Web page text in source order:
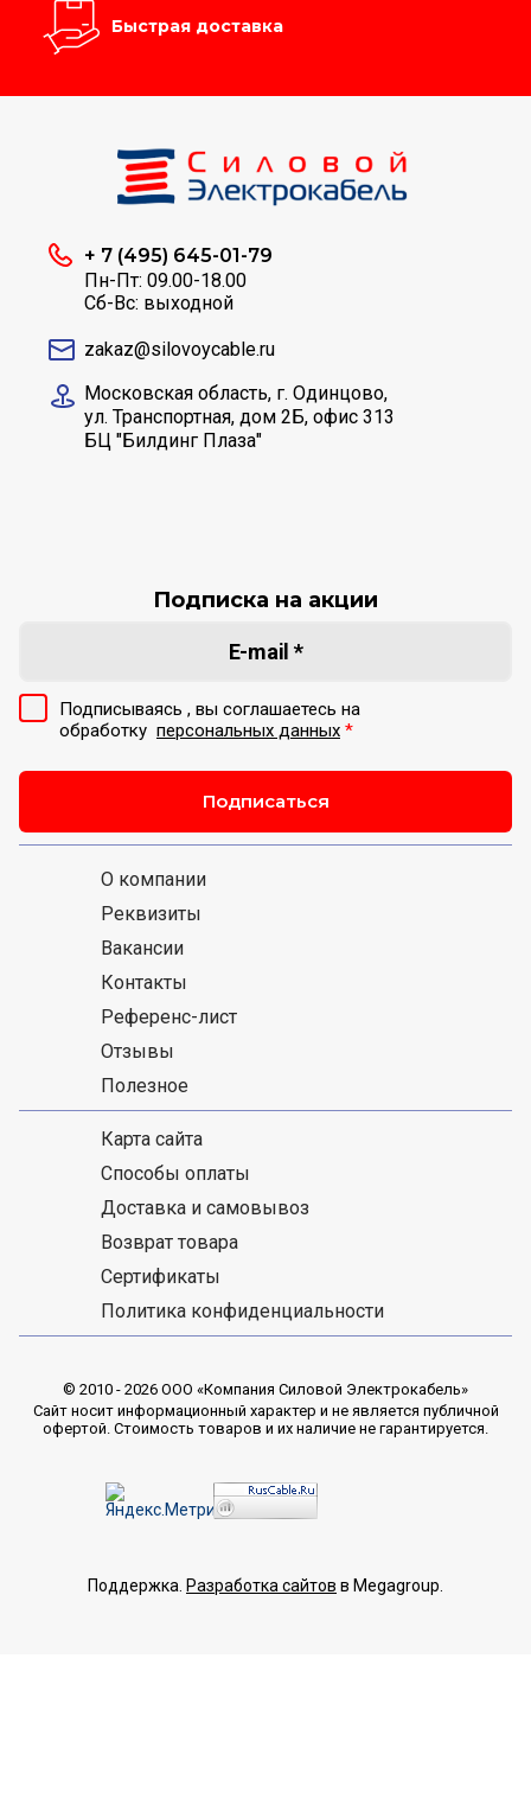
Быстрая доставка
+ 7 (495) 645-01-79
Пн-Пт: 09.00-18.00
Сб-Вс: выходной
zakaz@silovoycable.ru
Московская область, г. Одинцово,
ул. Транспортная, дом 2Б, офис 313
БЦ "Билдинг Плаза"
О компании
Реквизиты
Вакансии
Контакты
Референс-лист
Отзывы
Полезное
Карта сайта
Способы оплаты
Доставка и самовывоз
Возврат товара
Сертификаты
Политика конфиденциальности
Подписка на акции
Подписываясь , вы соглашаетесь на
обработку персональных данных *
Подписаться
© 2010 - 2026 ООО «Компания Силовой Электрокабель»
Сайт носит информационный характер и не является публичной
офертой. Стоимость товаров и их наличие не гарантируется.
Поддержка. Разработка сайтов в Megagroup.